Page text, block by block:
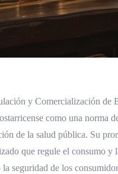
y Comercialización de
como una norma
de la salud pública. Su
que regule el consumo y
seguridad de los